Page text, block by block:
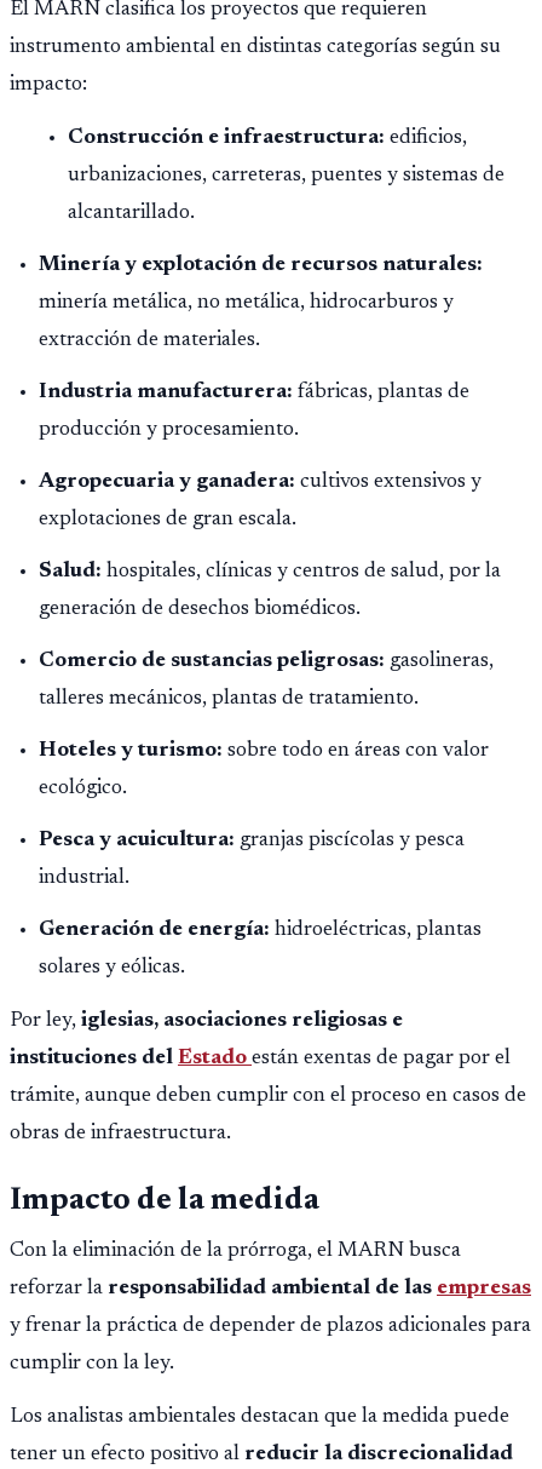
El MARN clasifica los proyectos que requieren
instrumento ambiental en distintas categorías según su
impacto:
Construcción e infraestructura: edificios,
urbanizaciones, carreteras, puentes y sistemas de
alcantarillado.
Minería y explotación de recursos naturales:
minería metálica, no metálica, hidrocarburos y
extracción de materiales.
Industria manufacturera: fábricas, plantas de
producción y procesamiento.
Agropecuaria y ganadera: cultivos extensivos y
explotaciones de gran escala.
Salud: hospitales, clínicas y centros de salud, por la
generación de desechos biomédicos.
Comercio de sustancias peligrosas: gasolineras,
talleres mecánicos, plantas de tratamiento.
Hoteles y turismo: sobre todo en áreas con valor
ecológico.
Pesca y acuicultura: granjas piscícolas y pesca
industrial.
Generación de energía: hidroeléctricas, plantas
solares y eólicas.
Por ley, iglesias, asociaciones religiosas e
instituciones del Estado están exentas de pagar por el
trámite, aunque deben cumplir con el proceso en casos de
obras de infraestructura.
Impacto de la medida
Con la eliminación de la prórroga, el MARN busca
reforzar la responsabilidad ambiental de las empresas
y frenar la práctica de depender de plazos adicionales para
cumplir con la ley.
Los analistas ambientales destacan que la medida puede
tener un efecto positivo al reducir la discrecionalidad